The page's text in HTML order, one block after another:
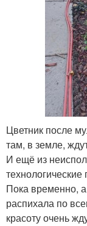
Цветник после
там, в земле,
И ещё из
Пока временно,
распихала по
красоту очень